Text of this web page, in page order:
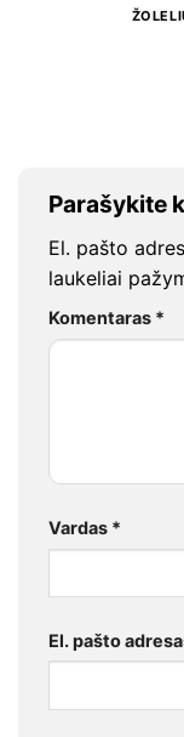
Parašykite
El. pašto
laukeliai
Komentaras *
Vardas *
El. pašto